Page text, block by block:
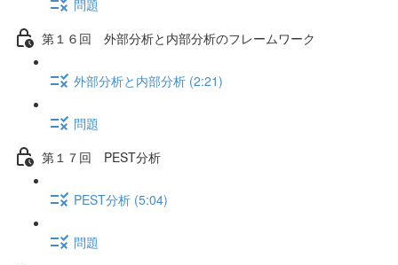
問題
第１６回 外部分析と内部分析のフレームワーク
外部分析と内部分析 (2:21)
問題
第１７回 PEST分析
PEST分析 (5:04)
問題